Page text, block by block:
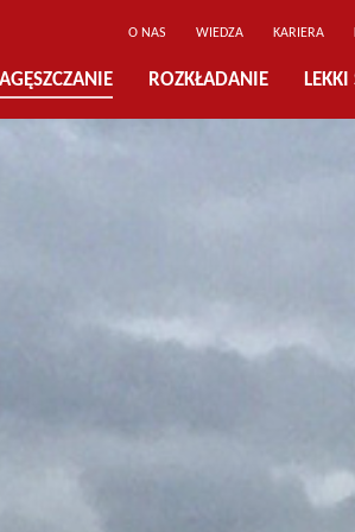
O NAS WIEDZA KARIERA
ROZKŁADANIE